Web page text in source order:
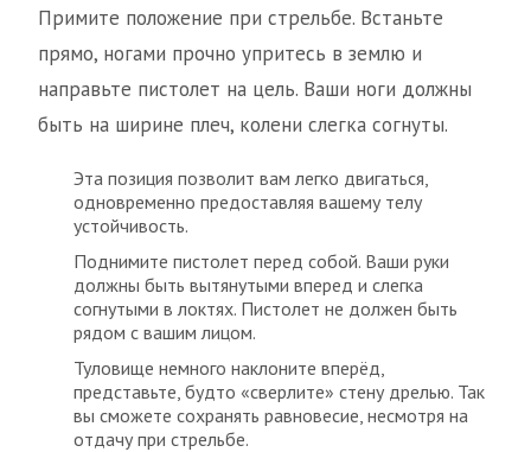
Примите положение при стрельбе. Встаньте
прямо, ногами прочно упритесь в землю и
направьте пистолет на цель. Ваши ноги должны
быть на ширине плеч, колени слегка согнуты.
Эта позиция позволит вам легко двигаться,
одновременно предоставляя вашему телу
устойчивость.
Поднимите пистолет перед собой. Ваши руки
должны быть вытянутыми вперед и слегка
согнутыми в локтях. Пистолет не должен быть
рядом с вашим лицом.
Туловище немного наклоните вперёд,
представьте, будто «сверлите» стену дрелью. Так
вы сможете сохранять равновесие, несмотря на
отдачу при стрельбе.